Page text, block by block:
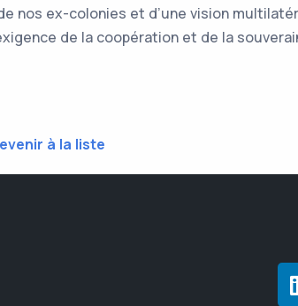
nos ex-colonies et d’une vision
de la coopération et de la
à la liste